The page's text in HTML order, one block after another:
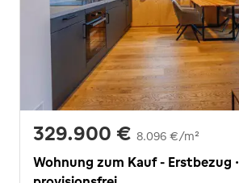
329.900 € 8.096 €/m²
Wohnung zum Kauf - Erstbezug ·